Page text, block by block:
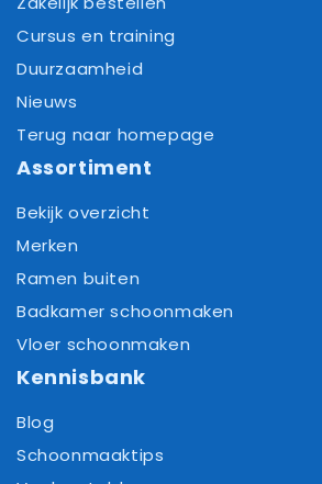
Cursus en training
Duurzaamheid
Nieuws
Terug naar homepage
Assortiment
Bekijk overzicht
Merken
Ramen buiten
Badkamer schoonmaken
Vloer schoonmaken
Kennisbank
Blog
Schoonmaaktips